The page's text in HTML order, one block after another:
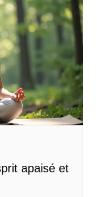
apaisé et